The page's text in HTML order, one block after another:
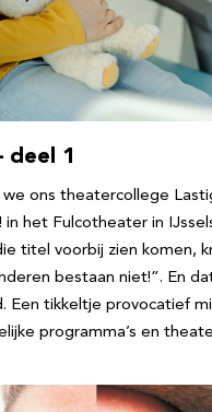
deel 1
ons theatercollege
in het Fulcotheater in
titel voorbij zien komen,
bestaan niet!”. En
Een tikkeltje provocatief
programma’s en